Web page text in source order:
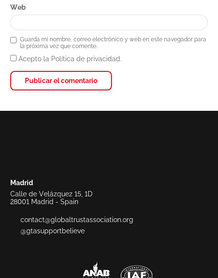
Web
Guarda mi nombre, correo electrónico y web en este navegador para
la próxima vez que comente.
Acepto la Política de privacidad.
Madrid
Calle de Velázquez 15, 1D
28001 Madrid - Spain
contact@globaltrustassociation.org
@gtasupportbelieve